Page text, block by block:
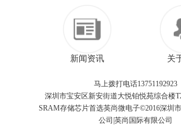
新闻资讯 关
马上拨打电话13751192923
深圳市宝安区新安街道大悦铂悦苑综合楼
SRAM存储芯片首选英尚微电子©2016深圳
公司|英尚国际有限公司